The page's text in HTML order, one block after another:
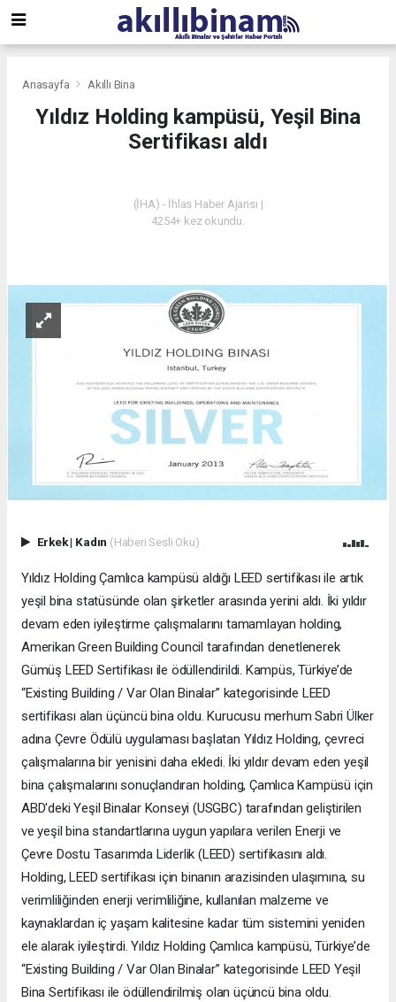
Anasayfa Akıllı Bina
Yıldız Holding kampüsü, Yeşil Bina
Sertifikası aldı
(İHA) - İhlas Haber Ajansı |
4254+ kez okundu.
Erkek| Kadın (Haberi Sesli Oku)
Yıldız Holding Çamlıca kampüsü aldığı LEED sertifikası ile artık
yeşil bina statüsünde olan şirketler arasında yerini aldı. İki yıldır
devam eden iyileştirme çalışmalarını tamamlayan holding,
Amerikan Green Building Council tarafından denetlenerek
Gümüş LEED Sertifikası ile ödüllendirildi. Kampüs, Türkiye’de
“Existing Building / Var Olan Binalar” kategorisinde LEED
sertifikası alan üçüncü bina oldu. Kurucusu merhum Sabri Ülker
adına Çevre Ödülü uygulaması başlatan Yıldız Holding, çevreci
çalışmalarına bir yenisini daha ekledi. İki yıldır devam eden yeşil
bina çalışmalarını sonuçlandıran holding, Çamlıca Kampüsü için
ABD'deki Yeşil Binalar Konseyi (USGBC) tarafından geliştirilen
ve yeşil bina standartlarına uygun yapılara verilen Enerji ve
Çevre Dostu Tasarımda Liderlik (LEED) sertifikasını aldı.
Holding, LEED sertifikası için binanın arazisinden ulaşımına, su
verimliliğinden enerji verimliliğine, kullanılan malzeme ve
kaynaklardan iç yaşam kalitesine kadar tüm sistemini yeniden
ele alarak iyileştirdi. Yıldız Holding Çamlıca kampüsü, Türkiye’de
“Existing Building / Var Olan Binalar” kategorisinde LEED Yeşil
Bina Sertifikası ile ödüllendirilmiş olan üçüncü bina oldu.